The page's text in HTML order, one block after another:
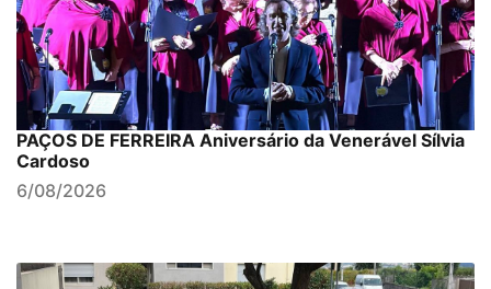
PAÇOS DE FERREIRA Aniversário da Venerável Sílvia
Cardoso
6/08/2026